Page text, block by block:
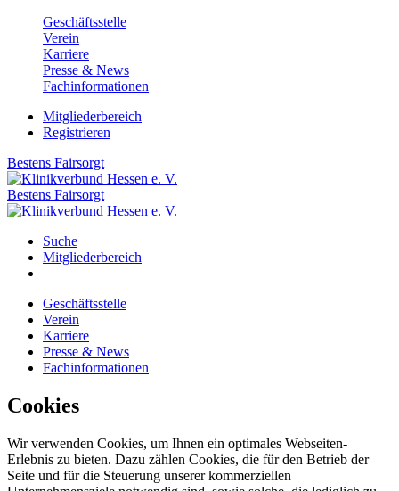
Geschäftsstelle
Verein
Karriere
Presse & News
Fachinformationen
Mitgliederbereich
Registrieren
Bestens Fairsorgt
Bestens Fairsorgt
Suche
Mitgliederbereich
Geschäftsstelle
Verein
Karriere
Presse & News
Fachinformationen
Cookies
Wir verwenden Cookies, um Ihnen ein optimales Webseiten-
Erlebnis zu bieten. Dazu zählen Cookies, die für den Betrieb der
Seite und für die Steuerung unserer kommerziellen